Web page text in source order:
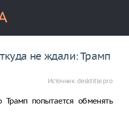
не ждали: Трамп
Источник: desktitle.pro
Трамп попытается обменять